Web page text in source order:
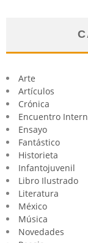
Arte
Artículos
Crónica
Encuentro
Ensayo
Fantástico
Historieta
Infantojuvenil
Libro Ilustrado
Literatura
México
Música
Novedades